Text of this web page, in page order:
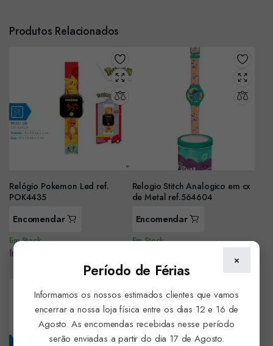
Produtos Relacionados
Relógio Pokemon Led ref.
POK4435
Encomendar
Em Stock
Iniciar sessão para ver preço
Relogio Stitch Analogico em cx
de Metal ref.564604
Encomendar
Em Stock
×
Período de Férias
Informamos os nossos estimados clientes que vamos
encerrar a nossa loja física entre os dias 12 e 16 de
Agosto. As encomendas recebidas nesse período
serão enviadas a partir do dia 17 de Agosto.